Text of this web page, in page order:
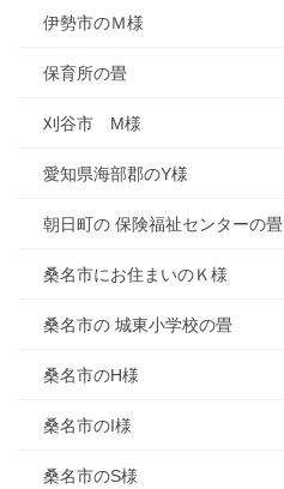
伊勢市のＭ様
保育所の畳
刈谷市 M様
愛知県海部郡のY様
朝日町の 保険福祉センターの畳
桑名市にお住まいのＫ様
桑名市の 城東小学校の畳
桑名市のH様
桑名市のI様
桑名市のS様